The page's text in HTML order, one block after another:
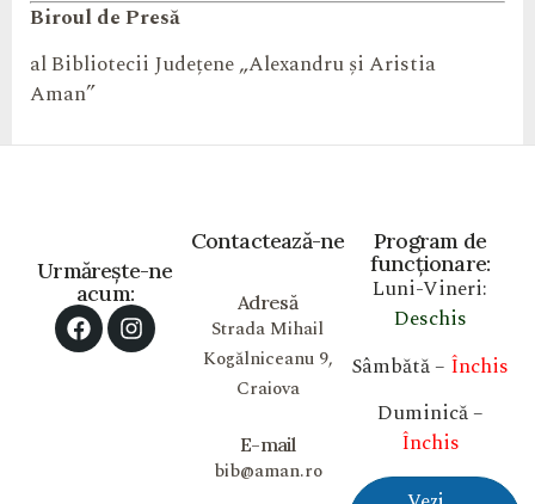
Biroul de Presă
alBibliotecii Județene „Alexandru și Aristia
Aman”
Program de
funcționare:
Luni-Vineri:
Deschis
Sâmbătă – Închis
Duminică –
Închis
Contactează-ne
Adresă
Strada Mihail
Kogălniceanu 9,
Craiova
E-mail
bib@aman.ro
Urmărește-ne
acum: